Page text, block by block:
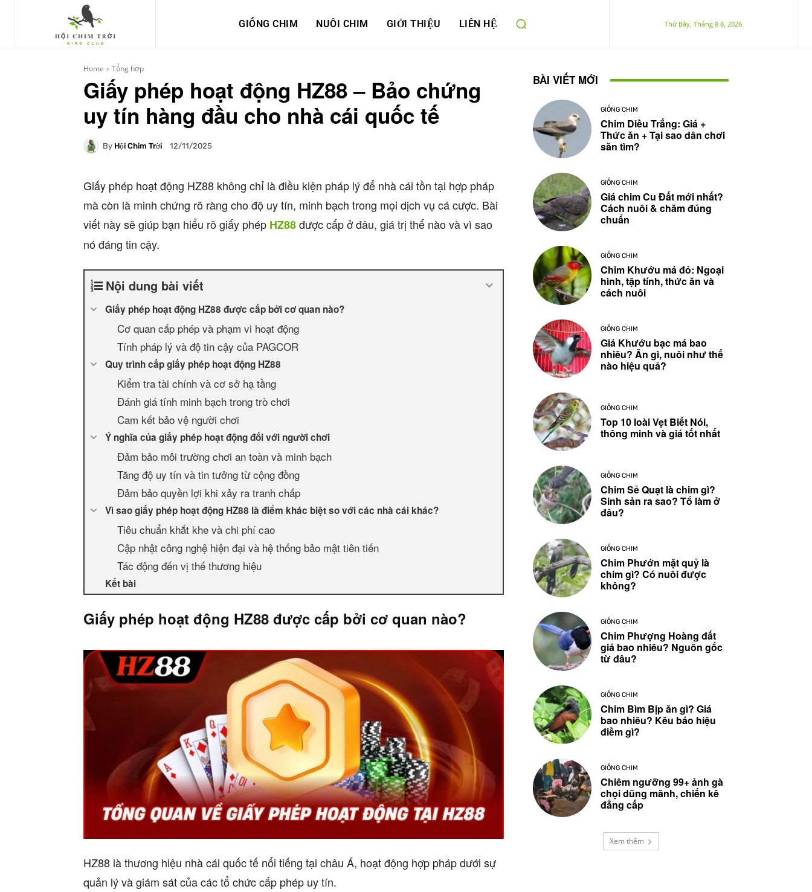
GIỐNG CHIM NUÔI CHIM GIỚI THIỆU LIÊN HỆ Thứ Bảy, Tháng 8 8, 2026
Home Tổng hợp
Giấy phép hoạt động HZ88 – Bảo chứng
uy tín hàng đầu cho nhà cái quốc tế
By Hội Chim Trời 12/11/2025
Giấy phép hoạt động HZ88 không chỉ là điều kiện pháp lý để nhà cái tồn tại hợp pháp
mà còn là minh chứng rõ ràng cho độ uy tín, minh bạch trong mọi dịch vụ cá cược. Bài
viết này sẽ giúp bạn hiểu rõ giấy phép HZ88được cấp ở đâu, giá trị thế nào và vì sao
nó đáng tin cậy.
Nội dung bài viết
Giấy phép hoạt động HZ88 được cấp bởi cơ quan nào?
Cơ quan cấp phép và phạm vi hoạt động
Tính pháp lý và độ tin cậy của PAGCOR
Quy trình cấp giấy phép hoạt động HZ88
Kiểm tra tài chính và cơ sở hạ tầng
Đánh giá tính minh bạch trong trò chơi
Cam kết bảo vệ người chơi
Ý nghĩa của giấy phép hoạt động đối với người chơi
Đảm bảo môi trường chơi an toàn và minh bạch
Tăng độ uy tín và tin tưởng từ cộng đồng
Đảm bảo quyền lợi khi xảy ra tranh chấp
Vì sao giấy phép hoạt động HZ88 là điểm khác biệt so với các nhà cái khác?
Tiêu chuẩn khắt khe và chi phí cao
Cập nhật công nghệ hiện đại và hệ thống bảo mật tiên tiến
Tác động đến vị thế thương hiệu
Kết bài
Giấy phép hoạt động HZ88 được cấp bởi cơ quan nào?
HZ88 là thương hiệu nhà cái quốc tế nổi tiếng tại châu Á, hoạt động hợp pháp dưới sự
quản lý và giám sát của các tổ chức cấp phép uy tín.
BÀI VIẾT MỚI
GIỐNG CHIM
Chim Diều Trắng: Giá +
Thức ăn + Tại sao dân chơi
săn tìm?
GIỐNG CHIM
Giá chim Cu Đất mới nhất?
Cách nuôi & chăm đúng
chuẩn
GIỐNG CHIM
Chim Khướu má đỏ: Ngoại
hình, tập tính, thức ăn và
cách nuôi
GIỐNG CHIM
Giá Khướu bạc má bao
nhiêu? Ăn gì, nuôi như thế
nào hiệu quả?
GIỐNG CHIM
Top 10 loài Vẹt Biết Nói,
thông minh và giá tốt nhất
GIỐNG CHIM
Chim Sẻ Quạt là chim gì?
Sinh sản ra sao? Tổ làm ở
đâu?
GIỐNG CHIM
Chim Phướn mặt quỷ là
chim gì? Có nuôi được
không?
GIỐNG CHIM
Chim Phượng Hoàng đất
giá bao nhiêu? Nguồn gốc
từ đâu?
GIỐNG CHIM
Chim Bìm Bịp ăn gì? Giá
bao nhiêu? Kêu báo hiệu
điềm gì?
GIỐNG CHIM
Chiêm ngưỡng 99+ ảnh gà
chọi dũng mãnh, chiến kê
đẳng cấp
Xem thêm